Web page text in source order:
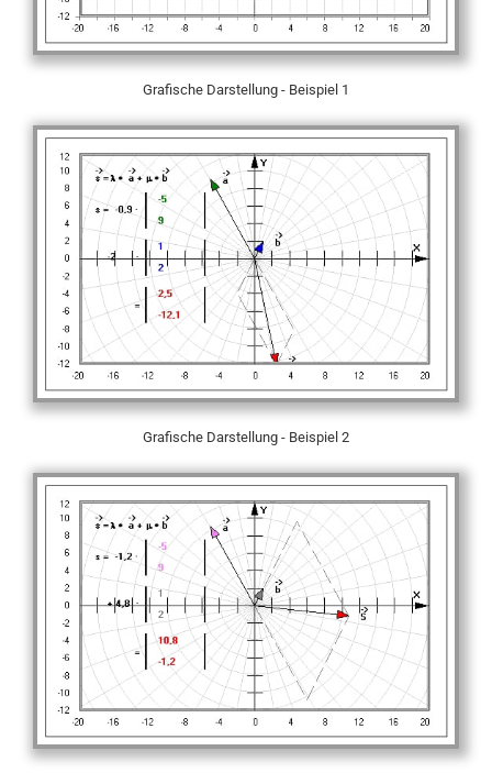
Grafische Darstellung - Beispiel 1
Grafische Darstellung - Beispiel 2